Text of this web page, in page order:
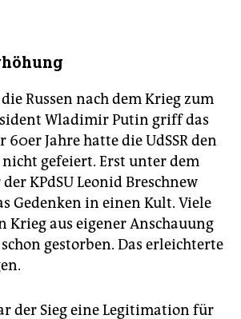
Russen nach dem Krieg zum
Wladimir Putin griff das
Jahre hatte die UdSSR den
gefeiert. Erst unter dem
KPdSU Leonid Breschnew
Gedenken in einen Kult. Viele
Krieg aus eigener Anschauung
gestorben. Das erleichterte
der Sieg eine Legitimation für